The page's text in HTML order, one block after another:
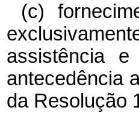
(c)
assistência
antecedência
da Resolução